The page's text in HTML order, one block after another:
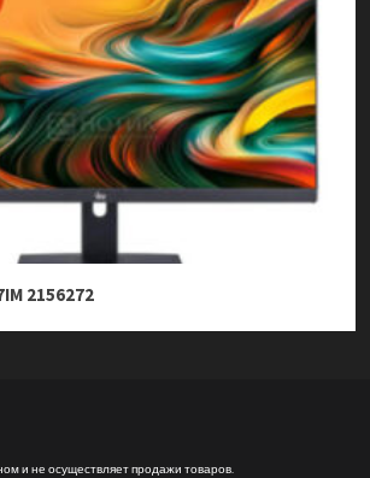
2156272
и не осуществляет продажи товаров.